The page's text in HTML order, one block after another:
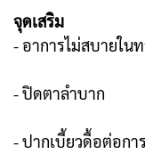
จุดเสริม
- อาการไม่สบายใน
- ปิดตาลำบาก
- ปากเบี้ยวดื้อต่อกา